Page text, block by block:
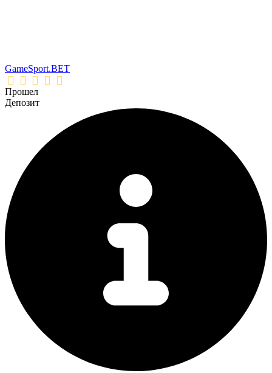
GameSport.BET
Прошел
Депозит